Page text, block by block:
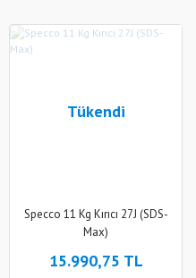
Tükendi
Specco 11 Kg Kırıcı 27J (SDS-
Max)
15.990,75 TL